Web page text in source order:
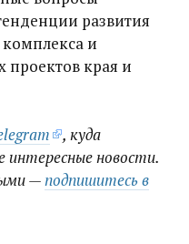
развития
и
проектов края и
, куда
интересные новости.
—подпишитесь в